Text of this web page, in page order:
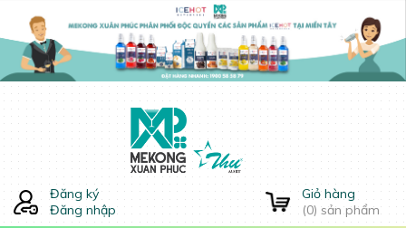
Đăng ký
Đăng nhập
Giỏ hàng
(0) sản phẩm